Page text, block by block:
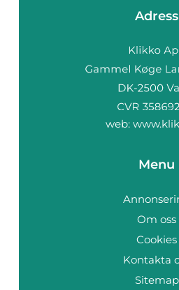
Adress
web:
Menu
Om oss
Cookies
Kontakta
Sitemap